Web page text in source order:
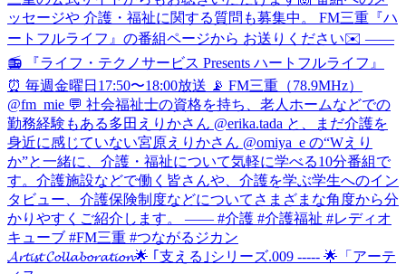
𝓐𝓻𝓽𝓲𝓼𝓽 𝓒𝓸𝓵𝓵𝓪𝓫𝓸𝓻𝓪𝓽𝓲𝓸𝓷🌟 ｢支える｣シリーズ.009 ----- 🌟「アーテ